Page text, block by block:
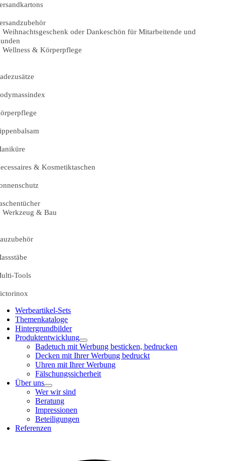
Weihnachtsgeschenk oder Dankeschön für Mitarbeitende und
Wellness & Körperpflege
& Kosmetiktaschen
Werkzeug & Bau
Tools
Werbeartikel-Sets
Themenkataloge
Hintergrundbilder
Produktentwicklung
Badetuch mit Werbung besticken, bedrucken
Decken mit Ihrer Werbung bedruckt
Uhren mit Ihrer Werbung
Fälschungssicherheit
Über uns
Wer wir sind
Beratung
Impressionen
Beteiligungen
Referenzen